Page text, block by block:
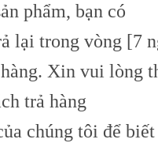
phẩm, bạn có
lại trong vòng [7
Xin vui lòng
trả hàng
chúng tôi để biết